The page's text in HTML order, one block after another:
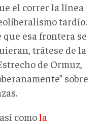
el correr la línea
tardío.
esa frontera se
trátese de la
de Ormuz,
sobre
comola